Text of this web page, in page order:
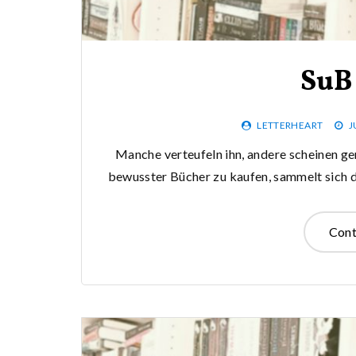
LETTERHEART
Manche verteufeln ihn, andere scheinen
bewusster Bücher zu kaufen, sammelt sich